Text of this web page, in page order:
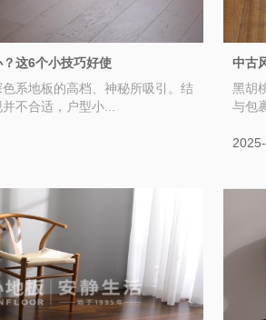
这6个小技巧好使
系地板的高档、神秘所吸引。结
不合适，户型小...
中古
黑胡
与包